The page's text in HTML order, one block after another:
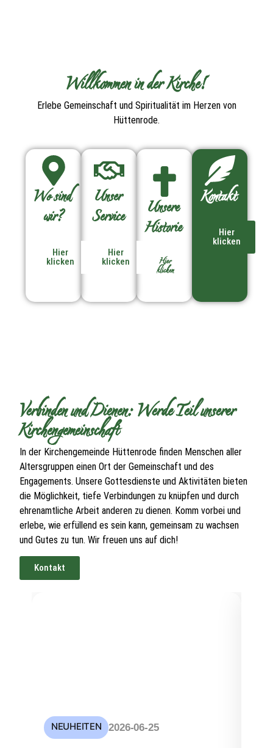
Willkommen in der Kirche!
Erlebe Gemeinschaft und Spiritualität im Herzen von
Hüttenrode.
Wo sind
wir?
Hier
klicken
Unser
Service
Hier
klicken
Unsere
Historie
Hier
klicken
Kontakt
Hier
klicken
Verbinden und Dienen: Werde Teil unserer
Kirchengemeinschaft
In der Kirchengemeinde Hüttenrode finden Menschen aller
Altersgruppen einen Ort der Gemeinschaft und des
Engagements. Unsere Gottesdienste und Aktivitäten bieten
die Möglichkeit, tiefe Verbindungen zu knüpfen und durch
ehrenamtliche Arbeit anderen zu dienen. Komm vorbei und
erlebe, wie erfüllend es sein kann, gemeinsam zu wachsen
und Gutes zu tun. Wir freuen uns auf dich!
Kontakt
NEUHEITEN 2026-06-25